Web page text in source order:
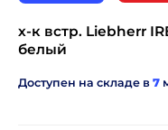
х-к встр. Liebherr
белый
Доступен на складе в 7